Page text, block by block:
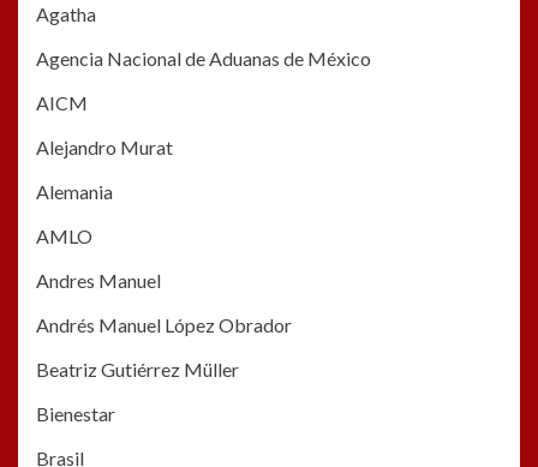
Agatha
Agencia Nacional de Aduanas de México
AICM
Alejandro Murat
Alemania
AMLO
Andres Manuel
Andrés Manuel López Obrador
Beatriz Gutiérrez Müller
Bienestar
Brasil